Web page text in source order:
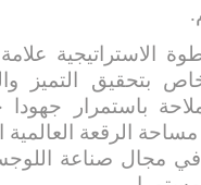
.
الاستراتيجية
بتحقيق التميز
باستمرار جهودا
الرقعة العالمية
مجال صناعة